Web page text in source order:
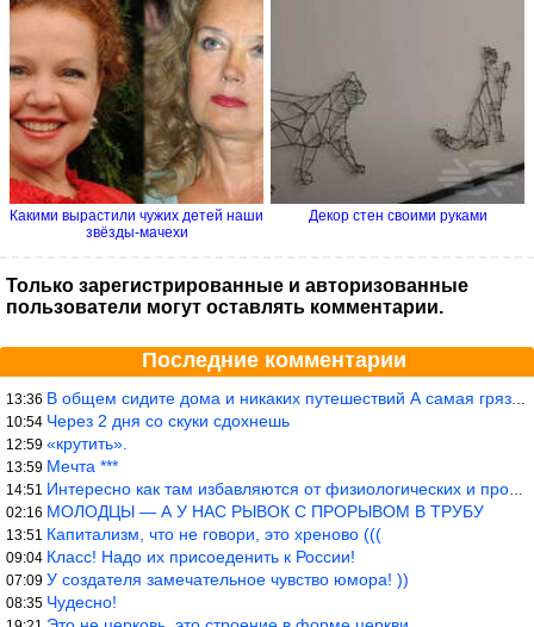
Какими вырастили чужих детей наши
звёзды-мачехи
Декор стен своими руками
Только зарегистрированные и авторизованные
пользователи могут оставлять комментарии.
Последние комментарии
13:36 В общем сидите дома и никаких путешествий А самая грязная в от
10:54 Через 2 дня со скуки сдохнешь
12:59 «крутить».
13:59 Мечта ***
14:51 Интересно как там избавляются от физиологических и прочих отходо
02:16 МОЛОДЦЫ — А У НАС РЫВОК С ПРОРЫВОМ В ТРУБУ
13:51 Капитализм, что не говори, это хреново (((
09:04 Класс! Надо их присоеденить к России!
07:09 У создателя замечательное чувство юмора! ))
08:35 Чудесно!